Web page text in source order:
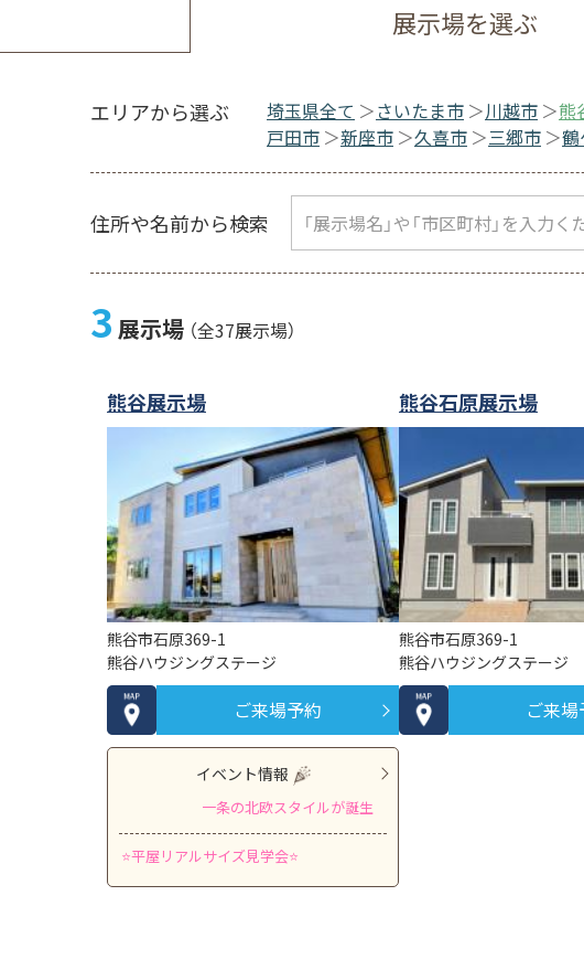
展示場を選ぶ
エリアから選ぶ 埼玉県全て さいたま市 川越市 熊
戸田市
新座市 久喜市 三郷市
住所や名前から検索
3 展示場 （全37展示場）
熊谷展示場
熊谷市石原369-1
熊谷ハウジングステージ
ご来場予約
イベント情報
一条の北欧スタイルが誕生 新タイプ「Naturia (ナチュリ
⭐平屋リアルサイズ見学会⭐ 約30坪3LDK＋タタミコーナ
熊谷石原展示場
熊谷市石原369-1
熊谷ハウジングステージ
ご来